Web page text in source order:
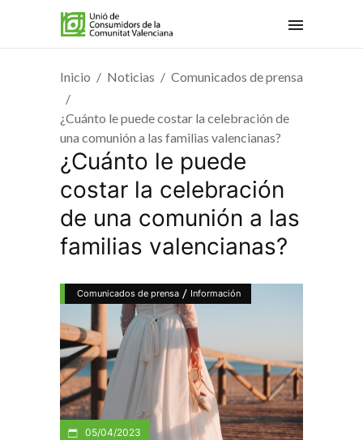
Inicio Noticias Comunicados de prensa
¿Cuánto le puede costar la celebración de
una comunión a las familias valencianas?
¿Cuánto le puede
costar la celebración
de una comunión a las
familias valencianas?
Comunicados de prensa / Información
05/04/2023